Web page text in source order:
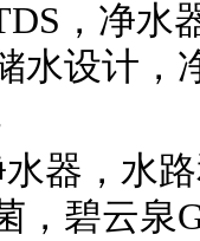
，净水
水设计，
器，水
，碧云泉